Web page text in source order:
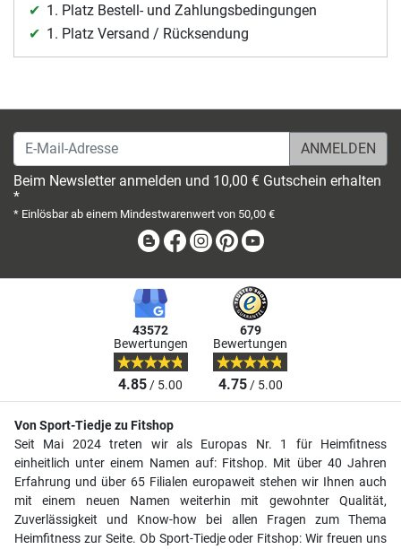
1. Platz Bestell- und Zahlungsbedingungen
1. Platz Versand / Rücksendung
E-Mail-Adresse
Beim Newsletter anmelden und 10,00 € Gutschein erhalten
*
* Einlösbar ab einem Mindestwarenwert von 50,00 €
BlogFacebook
Instagram
Pinterest
43572
Bewertungen
4.85/ 5.00
679
Bewertungen
4.75/ 5.00
Von Sport-Tiedje zu Fitshop
Seit Mai 2024 treten wir als Europas Nr. 1 für Heimfitness
einheitlich unter einem Namen auf: Fitshop. Mit über 40 Jahren
Erfahrung und über 65 Filialen europaweit stehen wir Ihnen auch
mit einem neuen Namen weiterhin mit gewohnter Qualität,
Zuverlässigkeit und Know-how bei allen Fragen zum Thema
Heimfitness zur Seite. Ob Sport-Tiedje oder Fitshop: Wir freuen uns